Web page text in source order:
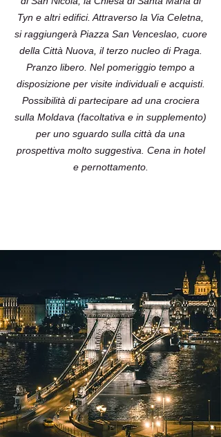
Tyn e altri edifici. Attraverso la Via Celetna,
si raggiungerà Piazza San Venceslao, cuore
della Città Nuova, il terzo nucleo di Praga.
Pranzo libero. Nel pomeriggio tempo a
disposizione per visite individuali e acquisti.
Possibilità di partecipare ad una crociera
sulla Moldava (facoltativa e in supplemento)
per uno sguardo sulla città da una
prospettiva molto suggestiva. Cena in hotel
e pernottamento.